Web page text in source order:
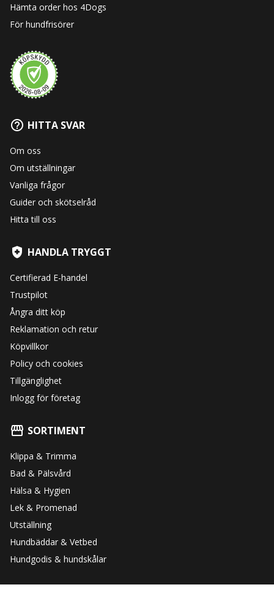
Hämta order hos 4Dogs
För hundfrisörer
HITTA SVAR
Om oss
Om utställningar
Vanliga frågor
Guider och skötselråd
Hitta till oss
HANDLA TRYGGT
Certifierad E-handel
Trustpilot
Ångra ditt köp
Reklamation och retur
Köpvillkor
Policy och cookies
Tillgänglighet
Inlogg för företag
SORTIMENT
Klippa & Trimma
Bad & Pälsvård
Hälsa & Hygien
Lek & Promenad
Utställning
Hundbäddar & Vetbed
Hundgodis & hundskålar